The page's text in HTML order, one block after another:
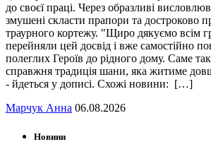
до своєї праці. Через образливі
змушені скласти прапори та достроково
траурного кортежу. "Щиро дякуємо всім
перейняли цей досвід і вже самостійно
полеглих Героїв до рідного дому. Саме
справжня традиція шани, яка житиме
- йдеться у дописі. Схожі новини: […]
Марчук Анна 06.08.2026
Новини